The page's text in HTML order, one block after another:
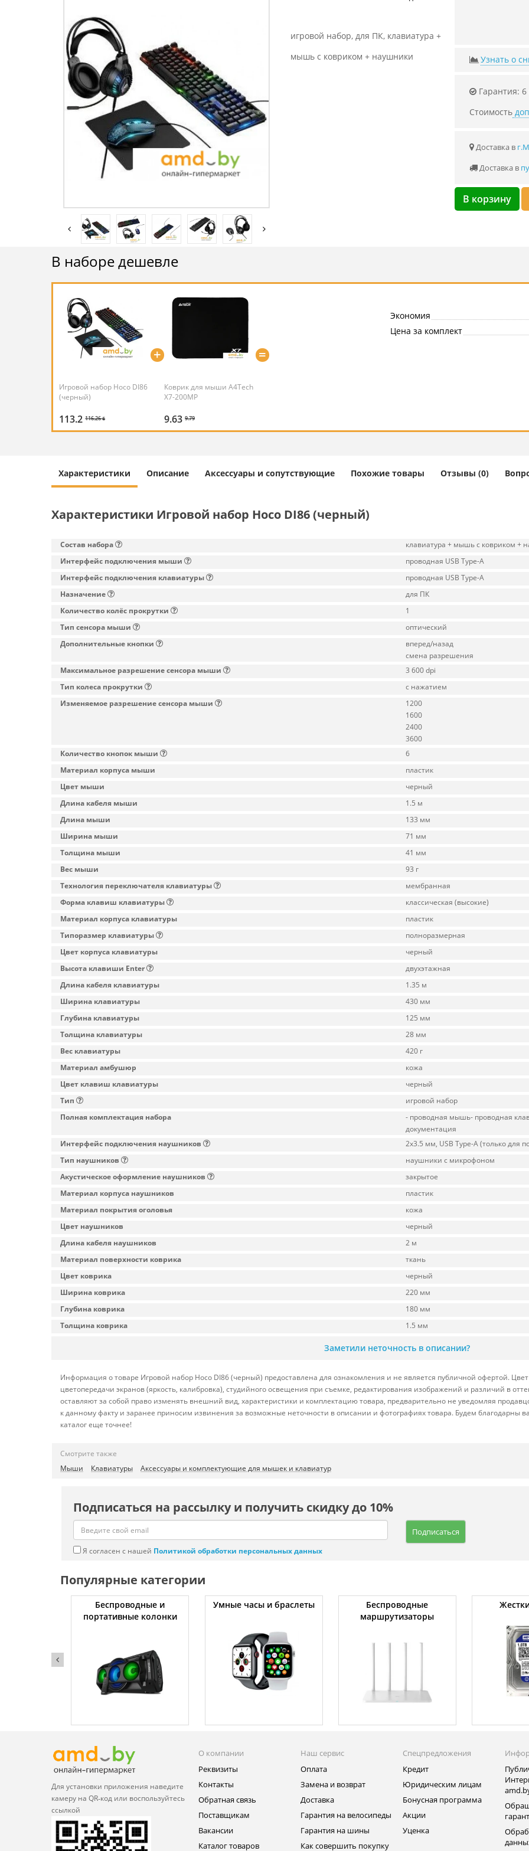
игровой набор, для ПК, клавиатура +
мышь с ковриком + наушники
Узнать о
Гарантия: 6
Стоимость
Доставка в
Доставка в
В корзину
В наборе дешевле
Игровой набор Hoco DI86
(черный)
113.2 116.26 ƃ
+
Коврик для мыши A4Tech
X7-200MP
9.63 9.79
=
Экономия
Цена за комплект
Характеристики Описание Аксессуары и сопутствующие Похожие товары Отзывы (0)
Характеристики Игровой набор Hoco DI86 (черный)
Состав набора
клавиатура + мышь с ковриком +
Интерфейс подключения мыши
проводная USB Type-A
Интерфейс подключения клавиатуры
проводная USB Type-A
Назначение
для ПК
Количество колёс прокрутки
1
Тип сенсора мыши
оптический
Дополнительные кнопки
вперед/назад
смена разрешения
Максимальное разрешение сенсора мыши
3 600 dpi
Тип колеса прокрутки
с нажатием
Изменяемое разрешение сенсора мыши
1200
1600
2400
3600
Количество кнопок мыши
6
Материал корпуса мыши
пластик
Цвет мыши
черный
Длина кабеля мыши
1.5 м
Длина мыши
133 мм
Ширина мыши
71 мм
Толщина мыши
41 мм
Вес мыши
93 г
Технология переключателя клавиатуры
мембранная
Форма клавиш клавиатуры
классическая (высокие)
Материал корпуса клавиатуры
пластик
Типоразмер клавиатуры
полноразмерная
Цвет корпуса клавиатуры
черный
Высота клавиши Enter
двухэтажная
Длина кабеля клавиатуры
1.35 м
Ширина клавиатуры
430 мм
Глубина клавиатуры
125 мм
Толщина клавиатуры
28 мм
Вес клавиатуры
420 г
Материал амбушюр
кожа
Цвет клавиш клавиатуры
черный
Тип
игровой набор
Полная комплектация набора
- проводная мышь- проводная
документация
Интерфейс подключения наушников
2x3.5 мм, USB Type-A (только для
Тип наушников
наушники с микрофоном
Акустическое оформление наушников
закрытое
Материал корпуса наушников
пластик
Материал покрытия оголовья
кожа
Цвет наушников
черный
Длина кабеля наушников
2 м
Материал поверхности коврика
ткань
Цвет коврика
черный
Ширина коврика
220 мм
Глубина коврика
180 мм
Толщина коврика
1.5 мм
Заметили неточность в описании?
Информация о товаре Игровой набор Hoco DI86 (черный) предоставлена для ознакомления и не является публичной офертой.
цветопередачи экранов (яркость, калибровка), студийного освещения при съемке, редактирования изображений и различий в
оставляют за собой право изменять внешний вид, характеристики и комплектацию товара, предварительно не уведомляя
к данному факту и заранее приносим извинения за возможные неточности в описании и фотографиях товара. Будем
каталог еще точнее!
Смотрите также
Мыши
Клавиатуры Аксессуары и комплектующие для мышек и клавиатур
Подписаться на рассылку и получить скидку до 10%
Подписаться
Я согласен с нашей Политикой обработки персональных данных
Популярные категории
Беспроводные и
портативные колонки
Умные часы и браслеты
Беспроводные
маршрутизаторы
Для установки приложения наведите
камеру на QR‑код или воспользуйтесь
ссылкой
О компании
Реквизиты
Контакты
Обратная связь
Поставщикам
Вакансии
Каталог товаров
Наш сервис
Оплата
Замена и возврат
Доставка
Гарантия на велосипеды
Гарантия на шины
Как совершить покупку
Спецпредложения
Кредит
Юридическим лицам
Бонусная программа
Акции
Уценка